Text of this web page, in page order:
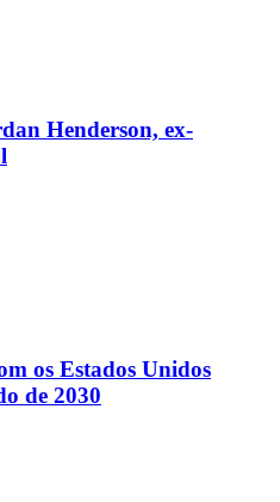
Henderson, ex-
os Estados Unidos
de 2030